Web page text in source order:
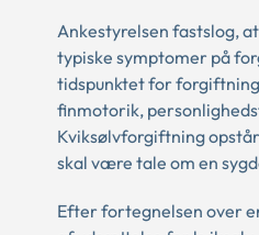
Ankestyrelsen fastslog,
typiske symptomer på
tidspunktet for
finmotorik,
Kviksølvforgiftning
skal være tale om en
Efter fortegnelsen over